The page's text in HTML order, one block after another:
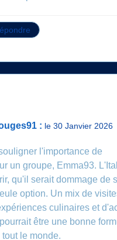
: le 30 Janvier 2026
l'importance de
un groupe, Emma93.
qu'il serait dommage de
option. Un mix de
culinaires et
être une bonne
le monde.